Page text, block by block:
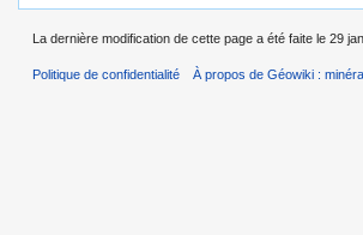
La dernière modification de cette page a été faite le 29
Politique de confidentialité À propos de Géowiki :